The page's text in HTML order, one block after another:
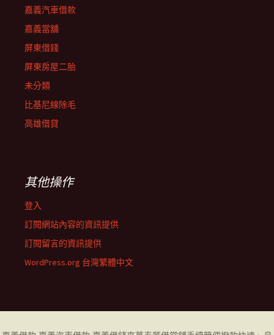
嘉義汽車借款
嘉義當舖
屏東借錢
屏東房屋二胎
未分類
比基尼線除毛
高雄借貸
其他操作
登入
訂閱網站內容的資訊提供
訂閱留言的資訊提供
WordPress.org 台灣繁體中文